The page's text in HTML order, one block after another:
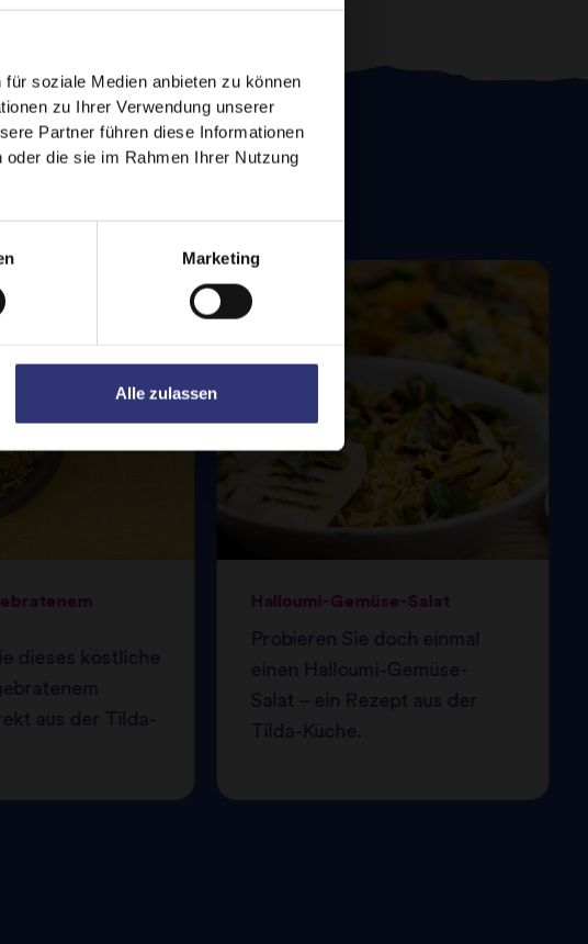
soziale Medien anbieten zu können
zu Ihrer Verwendung unserer
Partner führen diese Informationen
die sie im Rahmen Ihrer Nutzung
Marketing
Alle zulassen
dieses köstliche
aus der Tilda-
Halloumi-Gemüse-Salat
Probieren Sie doch einmal
einen Halloumi-Gemüse-
Salat – ein Rezept aus der
Tilda-Küche.
to USA